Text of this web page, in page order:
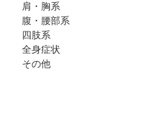
肩・胸系
腹・腰部系
四肢系
全身症状
その他